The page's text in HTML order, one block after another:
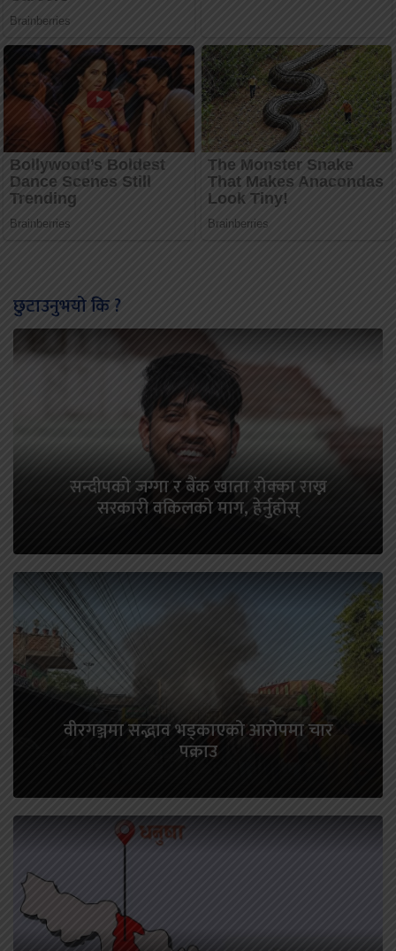
छुटाउनुभयो कि ?
सन्दीपको जग्गा र बैंक खाता रोक्का राख्न
सरकारी वकिलको माग, हेर्नुहोस्
वीरगञ्जमा सद्भाव भड्काएको आरोपमा चार
पक्राउ